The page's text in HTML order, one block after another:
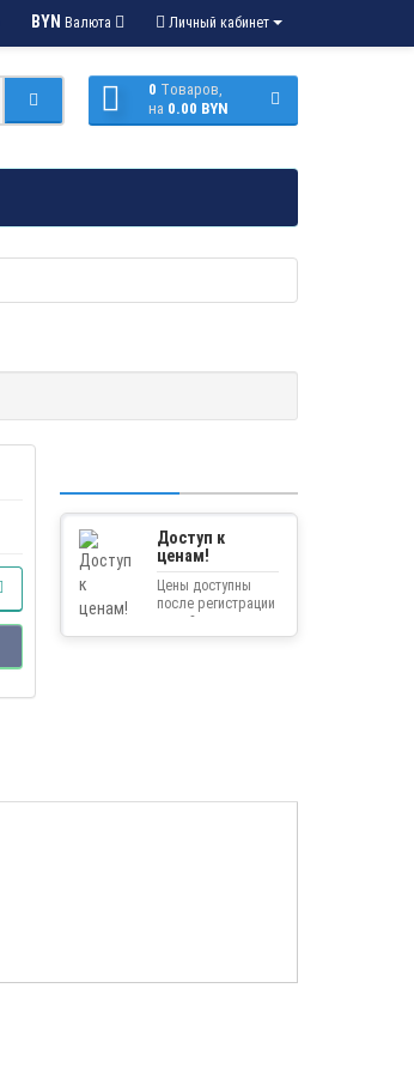
Личный кабинет
BYN Валюта
0 Tоваров,
на 0.00 BYN
Доступ к
ценам!
Цены доступны
после регистрации
на сайте.